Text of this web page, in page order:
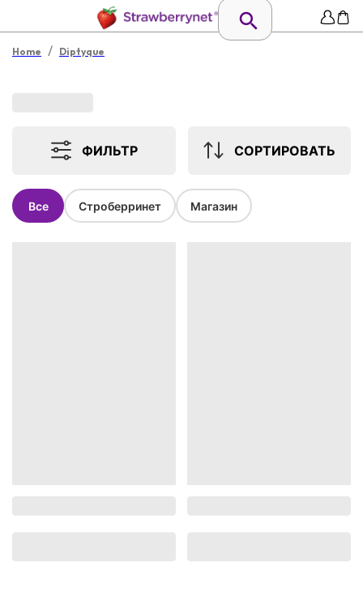
Home / Diptyque
ФИЛЬТР СОРТИРОВАТЬ
Все Строберринет Магазин